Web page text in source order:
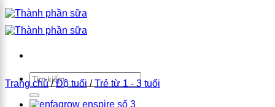
Bỏ
qua
nội
Tìm
kiếm:
Trang chủ / Độ tuổi / Trẻ từ 1 - 3 tuổi